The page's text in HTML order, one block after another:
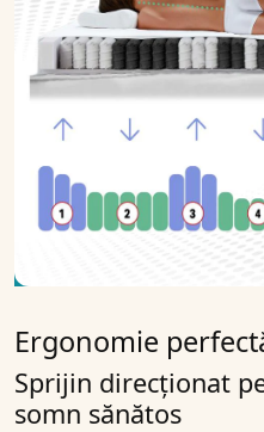
Ergonomie
Sprijin direcționat
somn sănătos